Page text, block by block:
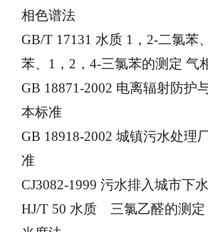
相色谱法
GB/T 17131 水质 1，2-二氯苯
苯、1，2，4-三氯苯的测定 气
GB 18871-2002 电离辐射防护
本标准
GB 18918-2002 城镇污水处理
准
CJ3082-1999 污水排入城市下
HJ/T 50 水质 三氯乙醛的测定